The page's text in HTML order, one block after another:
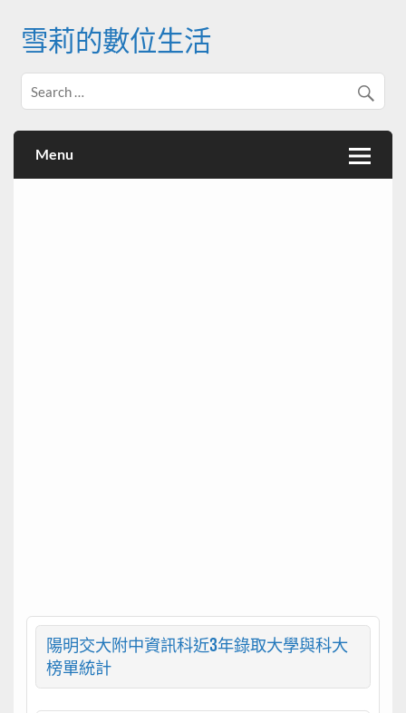
content雪莉的數位生活
Menu
陽明交大附中資訊科近3年錄取大學與科大
榜單統計